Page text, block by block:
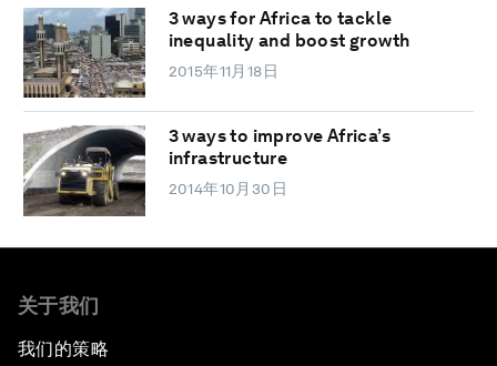
3 ways for Africa to tackle
inequality and boost growth
2015年11月18日
3 ways to improve Africa’s
infrastructure
2014年10月30日
关于我们
我们的策略